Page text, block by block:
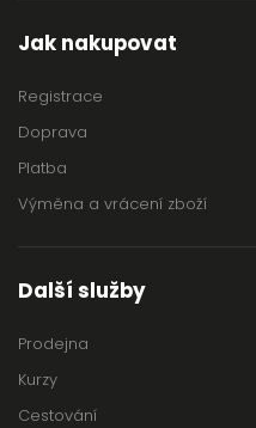
Jak nakupovat
Registrace
Doprava
Platba
Výměna a vrácení zboží
Další služby
Prodejna
Kurzy
Cestování